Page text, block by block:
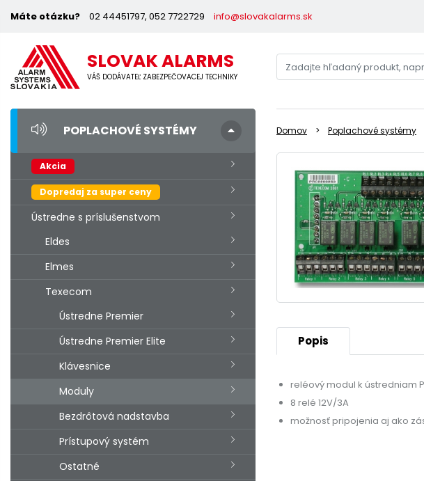
Máte otázku? 02 44451797, 052 7722729 info@slovakalarms.sk
SLOVAK ALARMS
VÁŠ DODÁVATEĽ ZABEZPEČOVACEJ TECHNIKY
POPLACHOVÉ SYSTÉMY
Akcia
Dopredaj za super ceny
Ústredne s príslušenstvom
Eldes
Elmes
Texecom
Ústredne Premier
Ústredne Premier Elite
Klávesnice
Moduly
Bezdrôtová nadstavba
Prístupový systém
Ostatné
Domov Poplachové systémy
Popis
reléový modul k ústredniam
8 relé 12V/3A
možnosť pripojenia aj ako